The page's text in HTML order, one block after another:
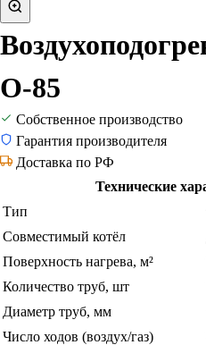
О-85
Собственное производство
Гарантия производителя
Доставка по РФ
Технические
Тип
Совместимый котёл
Поверхность нагрева, м²
Количество труб, шт
Диаметр труб, мм
Число ходов (воздух/газ)